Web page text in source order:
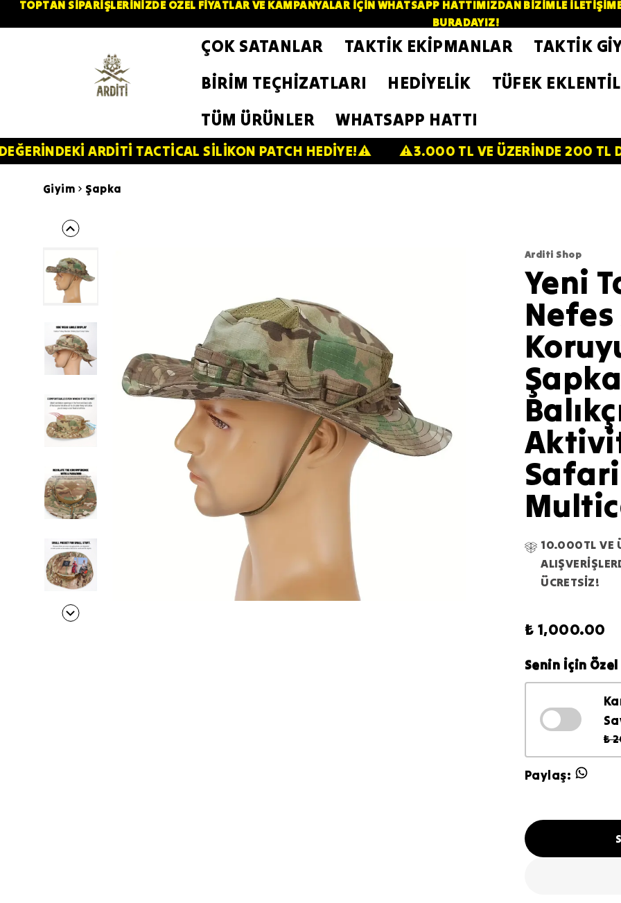
TOPTAN SİPARİŞLERİNİZDE ÖZEL FİYATLAR VE KAMPANYALAR İÇİN WHATSAPP HATTIMIZDAN BİZİMLE
BURADAYIZ!
ÇOK SATANLAR TAKTİK EKİPMANLAR
TAKTİK
BİRİM TEÇHİZATLARI
HEDİYELİK
TÜFEK
TÜM ÜRÜNLER
WHATSAPP HATTI
TACTİCAL SİLİKON PATCH HEDİYE!⚠️ ⚠️3.000 TL VE ÜZERİNDE 200 TL
Giyim Şapka
Arditi Shop
Yeni
10.000TL VE
ÜCRETSİZ!
₺ 1,000.00
Senin İçin
₺
Paylaş: